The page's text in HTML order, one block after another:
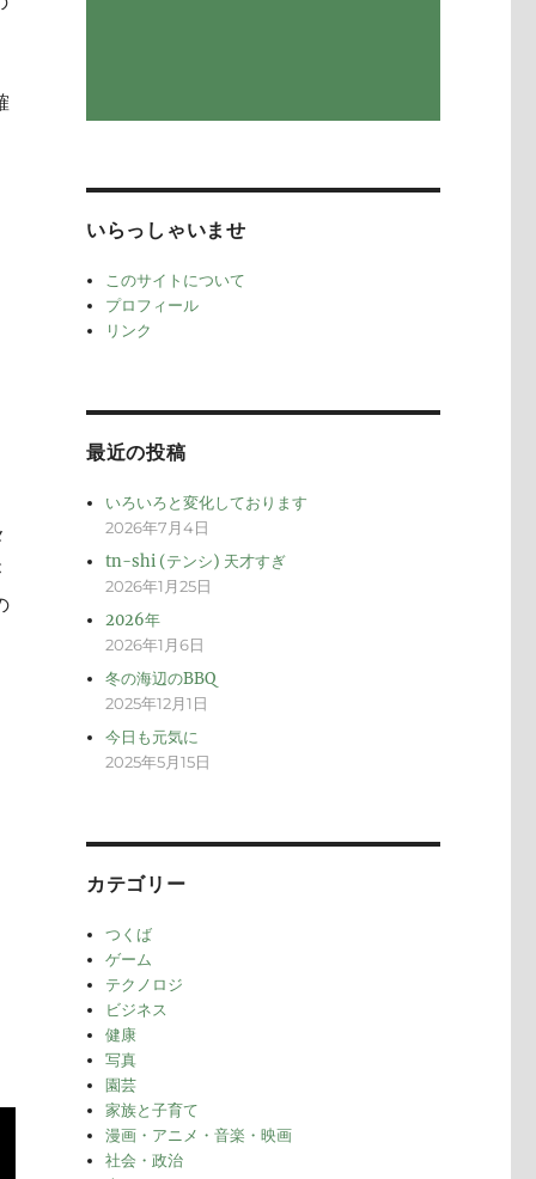
いらっしゃいませ
このサイトについて
プロフィール
リンク
最近の投稿
いろいろと変化しております
2026年7月4日
tn-shi (テンシ) 天才すぎ
2026年1月25日
2026年
2026年1月6日
冬の海辺のBBQ
2025年12月1日
今日も元気に
2025年5月15日
カテゴリー
つくば
ゲーム
テクノロジ
ビジネス
健康
写真
園芸
家族と子育て
漫画・アニメ・音楽・映画
社会・政治